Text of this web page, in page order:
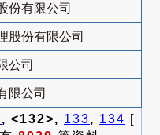
份有限公司
股份有限公司
公司
限公司
, <132>, 133, 134 [